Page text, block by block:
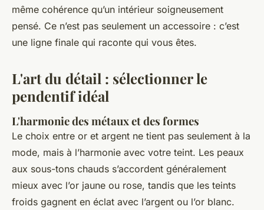
même cohérence qu’un intérieur soigneusement
pensé. Ce n’est pas seulement un accessoire : c’est
une ligne finale qui raconte qui vous êtes.
L'art du détail : sélectionner le
pendentif idéal
L'harmonie des métaux et des formes
Le choix entre or et argent ne tient pas seulement à la
mode, mais à l’harmonie avec votre teint. Les peaux
aux sous-tons chauds s’accordent généralement
mieux avec l’or jaune ou rose, tandis que les teints
froids gagnent en éclat avec l’argent ou l’or blanc.